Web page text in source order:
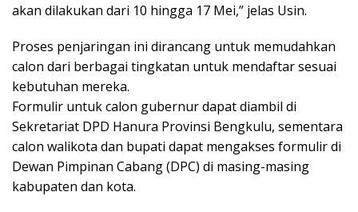
akan dilakukan dari 10 hingga 17 Mei,” jelas Usin.
Proses penjaringan ini dirancang untuk memudahkan
calon dari berbagai tingkatan untuk mendaftar sesuai
kebutuhan mereka.
Formulir untuk calon gubernur dapat diambil di
Sekretariat DPD Hanura Provinsi Bengkulu, sementara
calon walikota dan bupati dapat mengakses formulir di
Dewan Pimpinan Cabang (DPC) di masing-masing
kabupaten dan kota.